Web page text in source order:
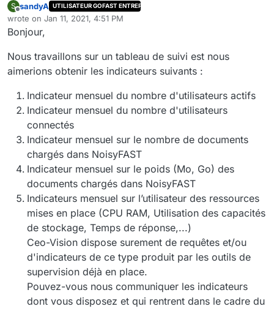
S
Offline
sandyA UTILISATEUR GOFAST ENTREPRISE
wrote on Jan 11, 2021, 4:51 PM
last edited by
Bonjour,
Nous travaillons sur un tableau de suivi est nous
aimerions obtenir les indicateurs suivants :
Indicateur mensuel du nombre d'utilisateurs actifs
Indicateur mensuel du nombre d'utilisateurs
connectés
Indicateur mensuel sur le nombre de documents
chargés dans NoisyFAST
Indicateur mensuel sur le poids (Mo, Go) des
documents chargés dans NoisyFAST
Indicateurs mensuel sur l’utilisateur des ressources
mises en place (CPU RAM, Utilisation des capacités
de stockage, Temps de réponse,...)
Ceo-Vision dispose surement de requêtes et/ou
d'indicateurs de ce type produit par les outils de
supervision déjà en place.
Pouvez-vous nous communiquer les indicateurs
dont vous disposez et qui rentrent dans le cadre du